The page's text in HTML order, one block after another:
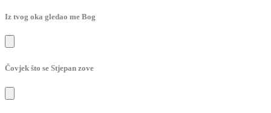
Iz tvog oka gledao me Bog
Čovjek što se Stjepan zove